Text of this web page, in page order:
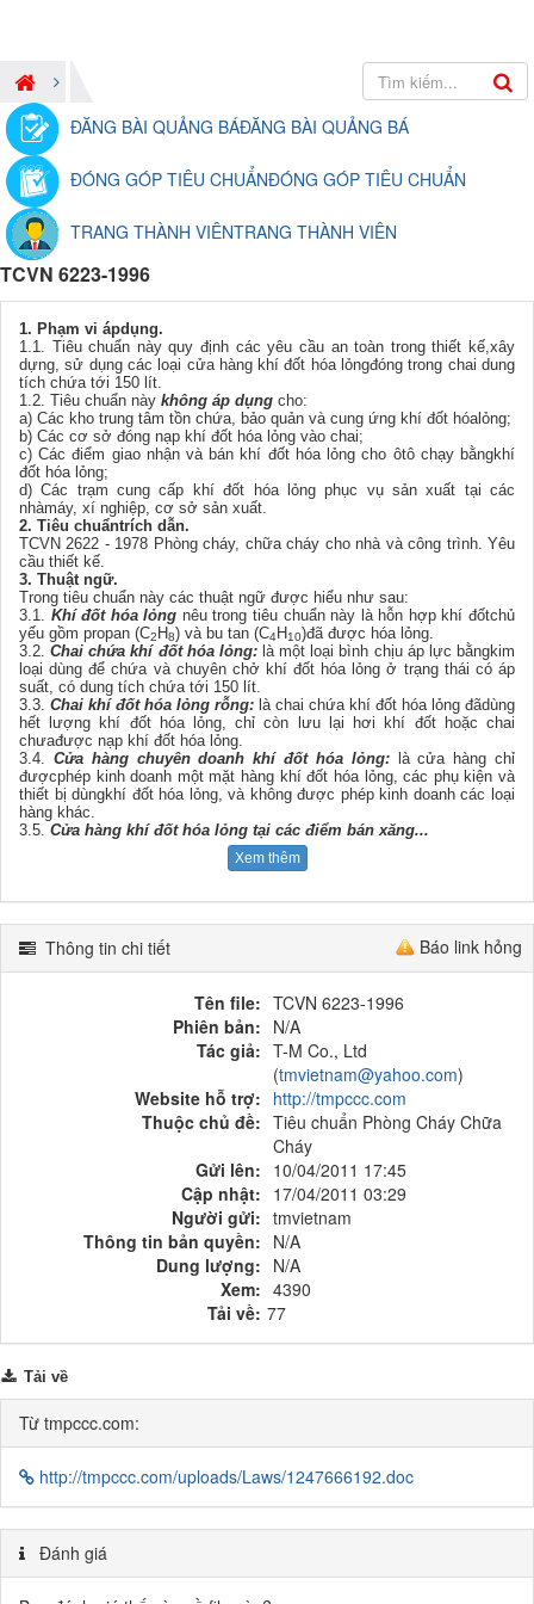
ĐĂNG BÀI QUẢNG BÁĐĂNG BÀI QUẢNG BÁ
ĐÓNG GÓP TIÊU CHUẨNĐÓNG GÓP TIÊU CHUẨN
TRANG THÀNH VIÊNTRANG THÀNH VIÊN
TCVN 6223-1996
1. Phạm vi ápdụng.
1.1. Tiêu chuẩn này quy định các yêu cầu an toàn trong thiết kế,xây
dựng, sử dụng các loại cửa hàng khí đốt hóa lỏngđóng trong chai dung
tích chứa tới 150 lít.
1.2. Tiêu chuẩn này không áp dụng cho:
a) Các kho trung tâm tồn chứa, bảo quản và cung ứng khí đốt hóalỏng;
b) Các cơ sở đóng nạp khí đốt hóa lỏng vào chai;
c) Các điểm giao nhận và bán khí đốt hóa lỏng cho ôtô chạy bằngkhí
đốt hóa lỏng;
d) Các trạm cung cấp khí đốt hóa lỏng phục vụ sản xuất tại các
nhàmáy, xí nghiệp, cơ sở sản xuất.
2. Tiêu chuẩntrích dẫn.
TCVN 2622 - 1978 Phòng cháy, chữa cháy cho nhà và công trình. Yêu
cầu thiết kế.
3. Thuật ngữ.
Trong tiêu chuẩn này các thuật ngữ được hiểu như sau:
3.1. Khí đốt hóa lỏng nêu trong tiêu chuẩn này là hỗn hợp khí đốtchủ
yếu gồm propan (C2 H8) và bu tan (C4H10)đã được hóa lỏng.
3.2.Chai chứa khí đốt hóa lỏng:là một loại bình chịu áp lực bằngkim
loại dùng để chứa và chuyên chở khí đốt hóa lỏng ở trạng thái có áp
suất, có dung tích chứa tới 150 lít.
3.3. Chai khí đốt hóa lỏng rỗng: là chai chứa khí đốt hóa lỏng đãdùng
hết lượng khí đốt hóa lỏng, chỉ còn lưu lại hơi khí đốt hoặc chai
chưađược nạp khí đốt hóa lỏng.
3.4. Cửa hàng chuyên doanh khí đốt hóa lỏng:là cửa hàng chỉ
đượcphép kinh doanh một mặt hàng khí đốt hóa lỏng, các phụ kiện và
thiết bị dùngkhí đốt hóa lỏng, và không được phép kinh doanh các loại
hàng khác.
3.5. Cửa hàng khí đốt hóa lỏng tại các điểm bán xăng...
Xem thêm
Báo link hỏng
Thông tin chi tiết
Tên file: TCVN 6223-1996
Phiên bản: N/A
Tác giả: T-M Co., Ltd
(tmvietnam@yahoo.com)
Website hỗ trợ: http://tmpccc.com
Thuộc chủ đề: Tiêu chuẩn Phòng Cháy Chữa
Cháy
Gửi lên: 10/04/2011 17:45
Cập nhật: 17/04/2011 03:29
Người gửi: tmvietnam
Thông tin bản quyền: N/A
Dung lượng: N/A
Xem: 4390
Tải về: 77
Tải về
Từ tmpccc.com:
http://tmpccc.com/uploads/Laws/1247666192.doc
Đánh giá